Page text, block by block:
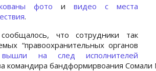
фото и видео с места
.
что сотрудники так
“правоохранительных органов
вышли на след исполнителей
командира бандформирвоания Сомали